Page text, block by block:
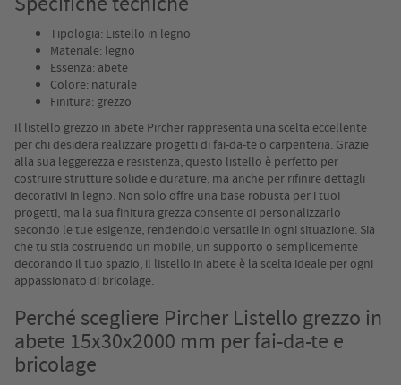
Tipologia: Listello in legno
Materiale: legno
Essenza: abete
Colore: naturale
Finitura: grezzo
Il listello grezzo in abete Pircher rappresenta una scelta eccellente
per chi desidera realizzare progetti di fai-da-te o carpenteria. Grazie
alla sua leggerezza e resistenza, questo listello è perfetto per
costruire strutture solide e durature, ma anche per rifinire dettagli
decorativi in legno. Non solo offre una base robusta per i tuoi
progetti, ma la sua finitura grezza consente di personalizzarlo
secondo le tue esigenze, rendendolo versatile in ogni situazione. Sia
che tu stia costruendo un mobile, un supporto o semplicemente
decorando il tuo spazio, il listello in abete è la scelta ideale per ogni
appassionato di bricolage.
Perché scegliere Pircher Listello grezzo in
abete 15x30x2000 mm per fai-da-te e
bricolage